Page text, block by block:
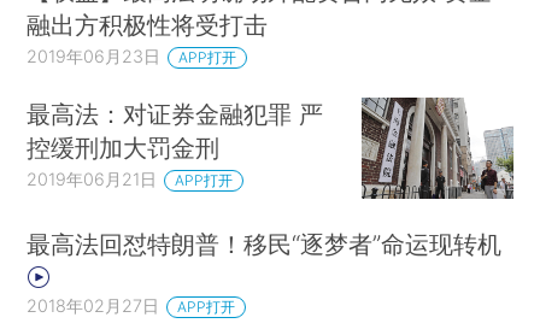
融出方积极性将受打击
2019年06月23日 APP打开
最高法：对证券金融犯罪 严
控缓刑加大罚金刑
2019年06月21日 APP打开
最高法回怼特朗普！移民“逐梦者”命运现转机
2018年02月27日 APP打开